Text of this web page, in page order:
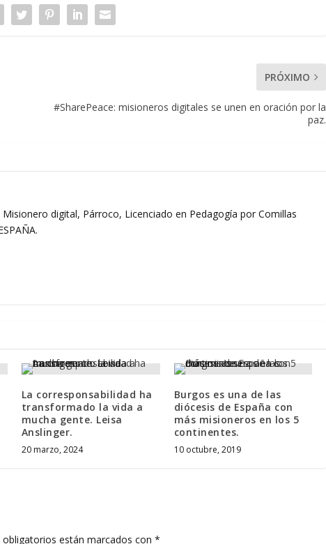
PRÓXIMO
#SharePeace: misioneros digitales se unen en oración por la
paz.
digital, Párroco, Licenciado en Pedagogía por Comillas
La corresponsabilidad ha
transformado la vida a
mucha gente. Leisa
Anslinger.
20 marzo, 2024
Burgos es una de las
diócesis de España con
más misioneros en los 5
continentes.
10 octubre, 2019
obligatorios están marcados con*